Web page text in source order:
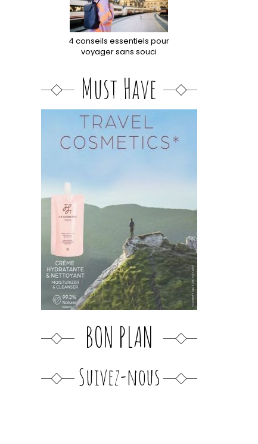
4 conseils essentiels pour
voyager sans souci
Must Have
BON PLAN
Suivez-nous